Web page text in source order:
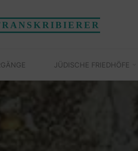
JÜDISCHE FRIEDHÖFE